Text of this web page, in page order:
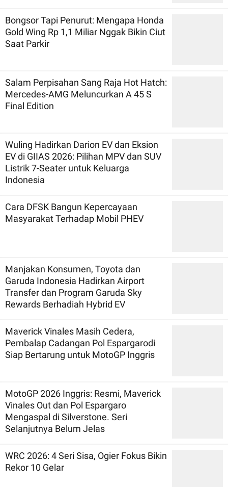
Bongsor Tapi Penurut: Mengapa Honda
Gold Wing Rp 1,1 Miliar Nggak Bikin Ciut
Saat Parkir
Salam Perpisahan Sang Raja Hot Hatch:
Mercedes-AMG Meluncurkan A 45 S
Final Edition
Wuling Hadirkan Darion EV dan Eksion
EV di GIIAS 2026: Pilihan MPV dan SUV
Listrik 7-Seater untuk Keluarga
Indonesia
Cara DFSK Bangun Kepercayaan
Masyarakat Terhadap Mobil PHEV
Manjakan Konsumen, Toyota dan
Garuda Indonesia Hadirkan Airport
Transfer dan Program Garuda Sky
Rewards Berhadiah Hybrid EV
Maverick Vinales Masih Cedera,
Pembalap Cadangan Pol Espargarodi
Siap Bertarung untuk MotoGP Inggris
MotoGP 2026 Inggris: Resmi, Maverick
Vinales Out dan Pol Espargaro
Mengaspal di Silverstone. Seri
Selanjutnya Belum Jelas
WRC 2026: 4 Seri Sisa, Ogier Fokus Bikin
Rekor 10 Gelar